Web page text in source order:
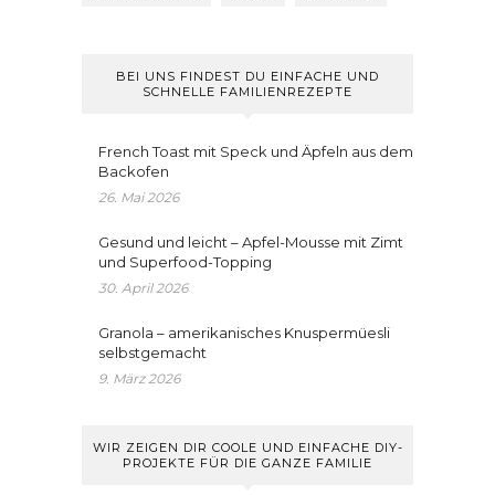
BEI UNS FINDEST DU EINFACHE UND
SCHNELLE FAMILIENREZEPTE
French Toast mit Speck und Äpfeln aus dem
Backofen
26. Mai 2026
Gesund und leicht – Apfel-Mousse mit Zimt
und Superfood-Topping
30. April 2026
Granola – amerikanisches Knuspermüesli
selbstgemacht
9. März 2026
WIR ZEIGEN DIR COOLE UND EINFACHE DIY-
PROJEKTE FÜR DIE GANZE FAMILIE